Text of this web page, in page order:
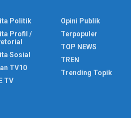
Politik
Profil /
Sosial
TV10
TV
Opini Publik
Terpopuler
TOP NEWS
TREN
Trending Topik